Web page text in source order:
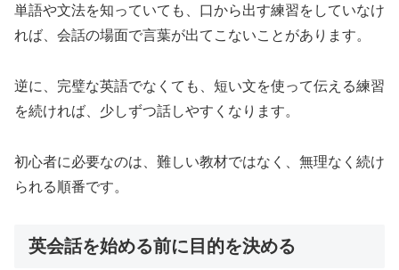
単語や文法を知っていても、口から出す練習をしていなけ
れば、会話の場面で言葉が出てこないことがあります。
逆に、完璧な英語でなくても、短い文を使って伝える練習
を続ければ、少しずつ話しやすくなります。
初心者に必要なのは、難しい教材ではなく、無理なく続け
られる順番です。
英会話を始める前に目的を決める